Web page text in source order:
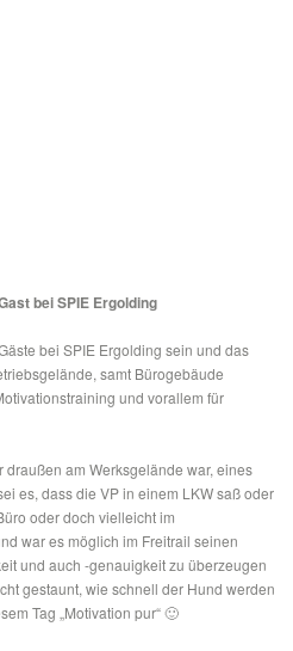
bei SPIE Ergolding
bei SPIE Ergolding sein und das
samt Bürogebäude
und vorallem für
draußen am Werksgelände war, eines
es, dass die VP in einem LKW saß oder
oder doch vielleicht im
war es möglich im Freitrail seinen
und auch -genauigkeit zu überzeugen
gestaunt, wie schnell der Hund werden
Tag „Motivation pur“ 🙂